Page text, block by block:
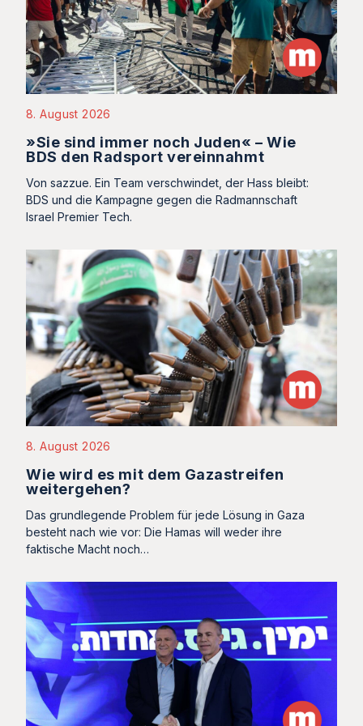
8. August 2026
»Sie sind immer noch Juden« – Wie
BDS den Radsport vereinnahmt
Von sazzue. Ein Team verschwindet, der Hass bleibt:
BDS und die Kampagne gegen die Radmannschaft
Israel Premier Tech.
8. August 2026
Wie wird es mit dem Gazastreifen
weitergehen?
Das grundlegende Problem für jede Lösung in Gaza
besteht nach wie vor: Die Hamas will weder ihre
faktische Macht noch…